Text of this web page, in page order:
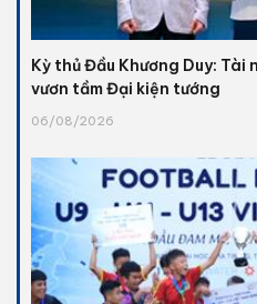
Kỳ thủ Đầu Khương Duy:
vươn tầm Đại kiện tướng
06/08/2026